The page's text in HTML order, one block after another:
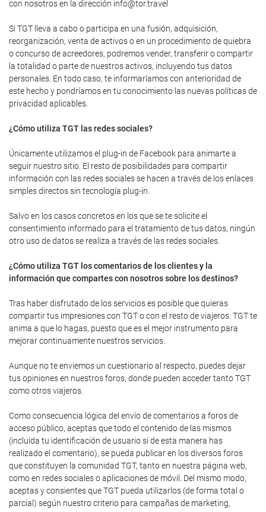
con nosotros en la dirección info@tor.travel
Si TGT lleva a cabo o participa en una fusión, adquisición,
reorganización, venta de activos o en un procedimiento de quiebra
o concurso de acreedores, podremos vender, transferir o compartir
la totalidad o parte de nuestros activos, incluyendo tus datos
personales. En todo caso, te informaríamos con anterioridad de
este hecho y pondríamos en tu conocimiento las nuevas políticas de
privacidad aplicables.
¿Cómo utiliza TGT las redes sociales?
Únicamente utilizamos el plug-in de Facebook para animarte a
seguir nuestro sitio. El resto de posibilidades para compartir
información con las redes sociales se hacen a través de los enlaces
simples directos sin tecnología plug-in.
Salvo en los casos concretos en los que se te solicite el
consentimiento informado para el tratamiento de tus datos, ningún
otro uso de datos se realiza a través de las redes sociales.
¿Cómo utiliza TGT los comentarios de los clientes y la
información que compartes con nosotros sobre los destinos?
Tras haber disfrutado de los servicios es posible que quieras
compartir tus impresiones con TGT o con el resto de viajeros. TGT te
anima a que lo hagas, puesto que es el mejor instrumento para
mejorar continuamente nuestros servicios.
Aunque no te enviemos un cuestionario al respecto, puedes dejar
tus opiniones en nuestros foros, donde pueden acceder tanto TGT
como otros viajeros.
Como consecuencia lógica del envío de comentarios a foros de
acceso público, aceptas que todo el contenido de las mismos
(incluida tu identificación de usuario si de esta manera has
realizado el comentario), se pueda publicar en los diversos foros
que constituyen la comunidad TGT, tanto en nuestra página web,
como en redes sociales o aplicaciones de móvil. Del mismo modo,
aceptas y consientes que TGT pueda utilizarlos (de forma total o
parcial) según nuestro criterio para campañas de marketing,